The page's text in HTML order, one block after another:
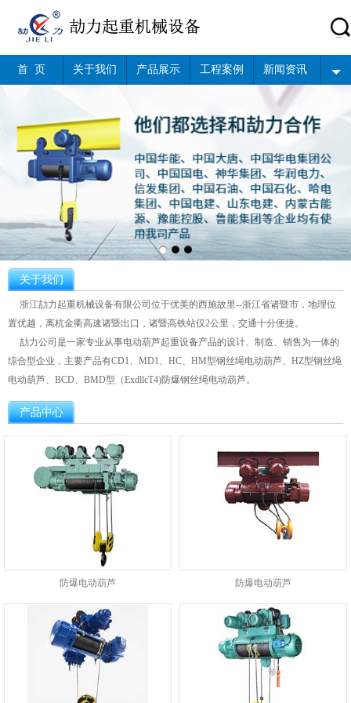
首 页 关于我们 产品展示 工程案例 新闻资讯
关于我们
浙江劼力起重机械设备有限公司位于优美的西施故里--浙江省诸暨市，地理位
置优越，离杭金衢高速诸暨出口，诸暨高铁站仅2公里，交通十分便捷。
劼力公司是一家专业从事电动葫芦起重设备产品的设计、制造、销售为一体的
综合型企业，主要产品有CD1、MD1、HC、HM型钢丝绳电动葫芦、HZ型钢丝绳
电动葫芦、BCD、BMD型（ExdllcT4)防爆钢丝绳电动葫芦。
产品中心
防爆电动葫芦 防爆电动葫芦